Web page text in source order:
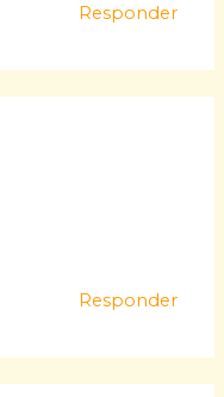
Responder
Responder